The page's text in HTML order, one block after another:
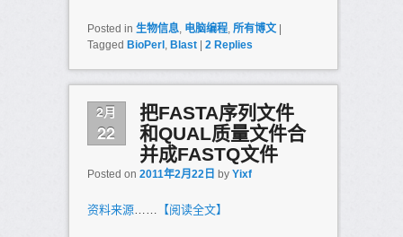
Posted in 生物信息, 电脑编程, 所有博文
Tagged BioPerl , Blast 2Replies
2月
22
把FASTA序列文件
和QUAL质量文件合
并成FASTQ文件
Posted on 2011年2月22日 by Yixf
资料来源…… 【阅读全文】